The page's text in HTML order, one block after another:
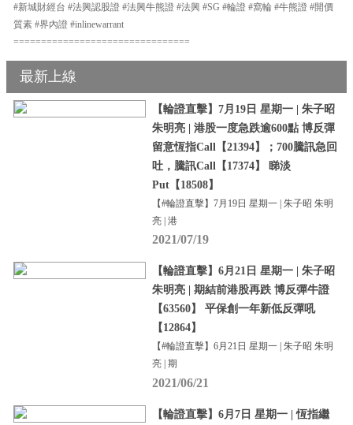
#新城財經台 #法興認股證 #法興牛熊證 #法興 #SG #輪證 #窩輪 #牛熊證 #開價
質素 #界內證 #inlinewarrant
================================
最新上線
【輪證直擊】7月19日 星期一 | 朱子昭
朱明亮 | 港股一度急跌逾600點 博反彈
留意恆指Call【21394】；700騰訊急回
吐，騰訊Call【17374】 睇淡
Put【18508】
【#輪證直擊】7月19日 星期一 | 朱子昭 朱明
亮 | 港
2021/07/19
【輪證直擊】6月21日 星期一 | 朱子昭
朱明亮 | 期結前港股再跌 博反彈牛證
【63560】 平保創一年新低反彈吼
【12864】
【#輪證直擊】6月21日 星期一 | 朱子昭 朱明
亮 | 期
2021/06/21
【輪證直擊】6月7日 星期一 | 恆指繼